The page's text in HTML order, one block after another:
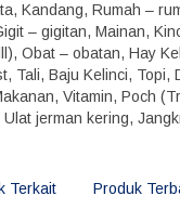
Kandang, Rumah –
– gigitan, Mainan,
Obat – obatan, Hay
Tali, Baju Kelinci, Topi,
Vitamin, Poch
jerman kering,
Terkait Produk